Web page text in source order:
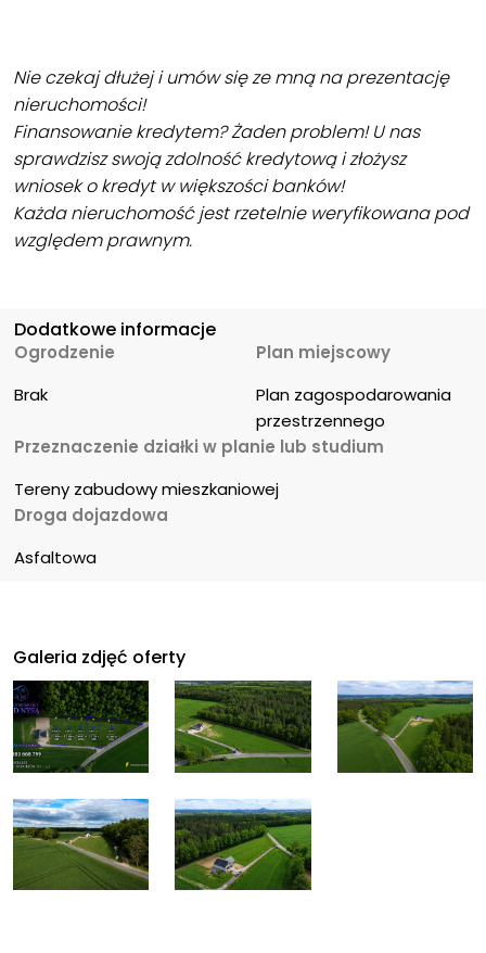
Nie czekaj dłużej i umów się ze mną na prezentację
nieruchomości!
Finansowanie kredytem? Żaden problem! U nas
sprawdzisz swoją zdolność kredytową i złożysz
wniosek o kredyt w większości banków!
Każda nieruchomość jest rzetelnie weryfikowana pod
względem prawnym.
Dodatkowe informacje
Ogrodzenie
Brak
Plan miejscowy
Plan zagospodarowania
przestrzennego
Przeznaczenie działki w planie lub studium
Tereny zabudowy mieszkaniowej
Droga dojazdowa
Asfaltowa
Galeria zdjęć oferty